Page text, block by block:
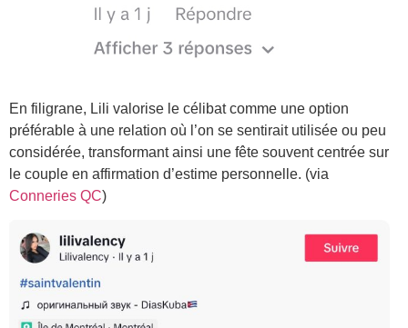
En filigrane, Lili valorise le célibat comme une option
préférable à une relation où l’on se sentirait utilisée ou peu
considérée, transformant ainsi une fête souvent centrée sur
le couple en affirmation d’estime personnelle. (via
Conneries QC)